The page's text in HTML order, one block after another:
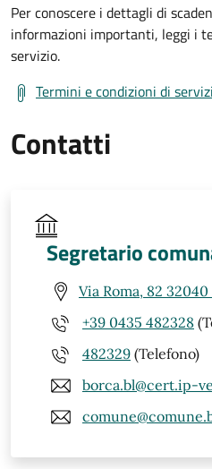
Per conoscere i dettagli di
informazioni importanti, leggi i
servizio.
Termini e condizioni di
Contatti
Segretario
Via Roma, 82
+39 0435 482328
482329 (Telefono)
borca.bl@cert.ip-